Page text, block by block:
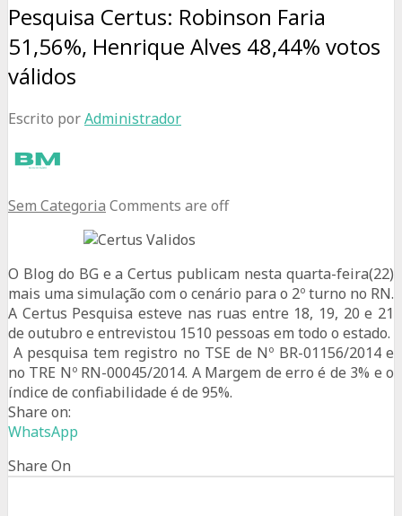
Pesquisa Certus: Robinson Faria
51,56%, Henrique Alves 48,44% votos
válidos
Escrito porAdministrador
Sem Categoria Comments are off
O Blog do BG e a Certus publicam nesta quarta-feira(22)
mais uma simulação com o cenário para o 2º turno no RN.
A Certus Pesquisa esteve nas ruas entre 18, 19, 20 e 21
de outubro e entrevistou 1510 pessoas em todo o estado.
A pesquisa tem registro no TSE de Nº BR-01156/2014 e
no TRE Nº RN-00045/2014. A Margem de erro é de 3% e o
índice de confiabilidade é de 95%.
Share on:
WhatsApp
Share On